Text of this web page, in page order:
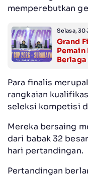
memperebutkan
Selasa, 30
Grand
Pemain
Berlaga
Para finalis
rangkaian
seleksi kompetisi
Mereka bersaing
dari babak 32
hari pertandingan.
Pertandingan